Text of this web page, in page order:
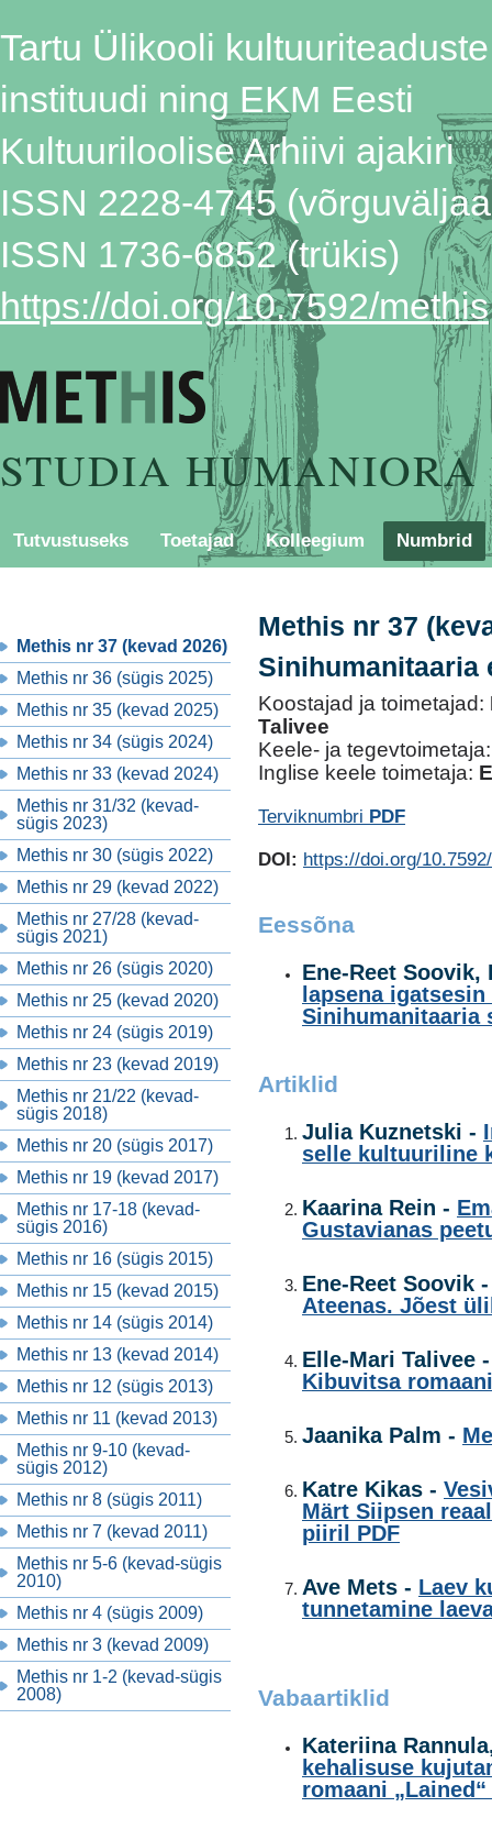
Tartu Ülikooli kultuuriteaduste
instituudi ning EKM Eesti
Kultuuriloolise Arhiivi ajakiri
ISSN 2228-4745
ISSN 1736-6852 (trükis)
https://doi.org/10.7592/methis
STUDIA HUMANIORA
Tutvustuseks Toetajad Kolleegium Numbrid
Methis nr 37 (kevad 2026)
Methis nr 36 (sügis 2025)
Methis nr 35 (kevad 2025)
Methis nr 34 (sügis 2024)
Methis nr 33 (kevad 2024)
Methis nr 31/32 (kevad-
sügis 2023)
Methis nr 30 (sügis 2022)
Methis nr 29 (kevad 2022)
Methis nr 27/28 (kevad-
sügis 2021)
Methis nr 26 (sügis 2020)
Methis nr 25 (kevad 2020)
Methis nr 24 (sügis 2019)
Methis nr 23 (kevad 2019)
Methis nr 21/22 (kevad-
sügis 2018)
Methis nr 20 (sügis 2017)
Methis nr 19 (kevad 2017)
Methis nr 17-18 (kevad-
sügis 2016)
Methis nr 16 (sügis 2015)
Methis nr 15 (kevad 2015)
Methis nr 14 (sügis 2014)
Methis nr 13 (kevad 2014)
Methis nr 12 (sügis 2013)
Methis nr 11 (kevad 2013)
Methis nr 9-10 (kevad-
sügis 2012)
Methis nr 8 (sügis 2011)
Methis nr 7 (kevad 2011)
Methis nr 5-6 (kevad-sügis
2010)
Methis nr 4 (sügis 2009)
Methis nr 3 (kevad 2009)
Methis nr 1-2 (kevad-sügis
2008)
Methis nr 37
Koostajad ja toimetajad:
Talivee
Keele- ja
Inglise keele toimetaja:
Terviknumbri PDF
DOI: https://doi.org/
Eessõna
Ene-Reet
lapsena
Sinihumanitaaria
Artiklid
Julia Kuznetski -
selle kultuuriline
Kaarina Rein -
Gustavianas
Ene-Reet Soovik
Ateenas. Jõest
Elle-Mari Talivee
Kibuvitsa
Jaanika Palm -
Katre Kikas -
Märt Siipsen
piiril
PDF
Ave Mets - Laev
tunnetamine
Vabaartiklid
Kateriina
kehalisuse
romaani